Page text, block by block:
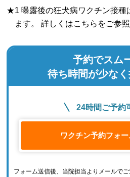
★1 曝露後の狂犬病ワクチン接種
ます。 詳しくはこちらをご参照
予約でスム
待ち時間が少なく
24時間ご予約
ワクチン予約フォ
フォーム送信後、当院担当よりメールでご